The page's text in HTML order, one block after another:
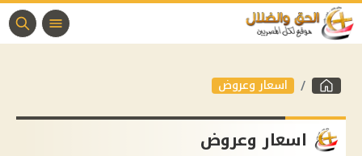
اسعار وعروض
اسعار وعروض